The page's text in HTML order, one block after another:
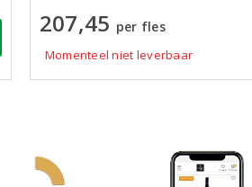
207,45 per fles
Momenteel niet leverbaar